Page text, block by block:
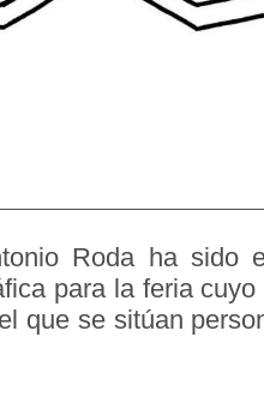
Roda ha sido
para la feria
que se sitúan